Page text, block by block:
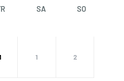
SA SO
1 2